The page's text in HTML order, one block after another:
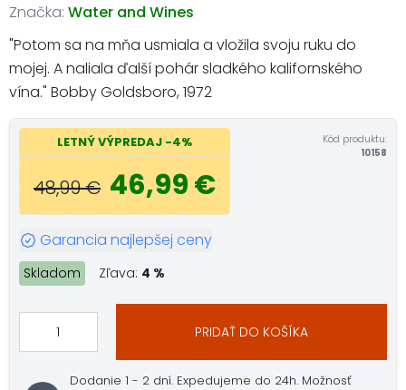
Značka: Water and Wines
"Potom sa na mňa usmiala a vložila svoju ruku do
mojej. A naliala ďalší pohár sladkého kalifornského
vína." Bobby Goldsboro, 1972
LETNÝ VÝPREDAJ -4%
48,99 € 46,99 €
Kód produktu:
10158
Garancia najlepšej ceny
Skladom Zľava: 4 %
PRIDAŤ DO KOŠÍKA
Dodanie 1 - 2 dní. Expedujeme do 24h. Možnosť